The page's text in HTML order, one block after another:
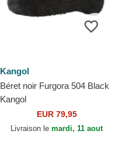
Kangol
Béret noir Furgora 504 Black
Kangol
EUR 79,95
Livraison le mardi, 11 aout